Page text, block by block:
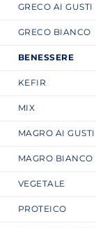
GRECO AI GUSTI
GRECO BIANCO
BENESSERE
KEFIR
MIX
MAGRO AI GUSTI
MAGRO BIANCO
VEGETALE
PROTEICO